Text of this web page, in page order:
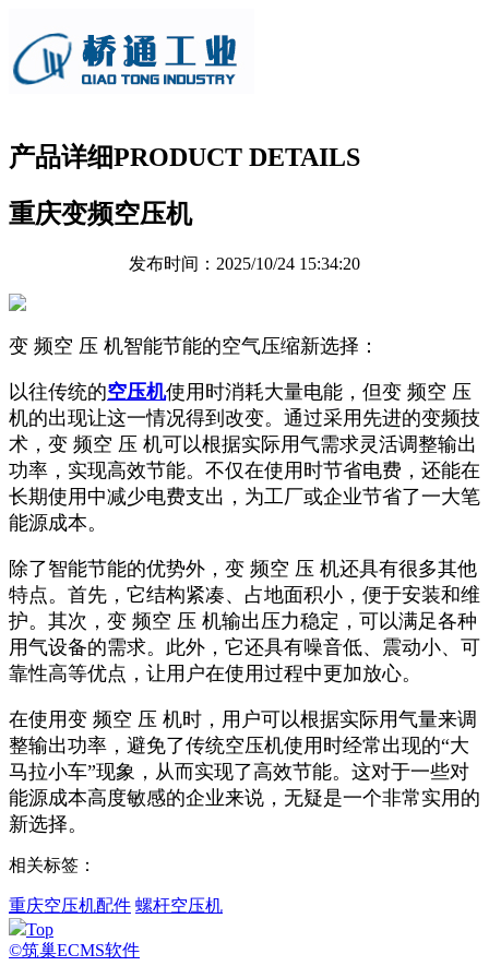
产品详细PRODUCT DETAILS
重庆变频空压机
发布时间：2025/10/24 15:34:20
变 频空 压 机智能节能的空气压缩新选择：
以往传统的空压机使用时消耗大量电能，但变 频空 压
机的出现让这一情况得到改变。通过采用先进的变频技
术，变 频空 压 机可以根据实际用气需求灵活调整输出
功率，实现高效节能。不仅在使用时节省电费，还能在
长期使用中减少电费支出，为工厂或企业节省了一大笔
能源成本。
除了智能节能的优势外，变 频空 压 机还具有很多其他
特点。首先，它结构紧凑、占地面积小，便于安装和维
护。其次，变 频空 压 机输出压力稳定，可以满足各种
用气设备的需求。此外，它还具有噪音低、震动小、可
靠性高等优点，让用户在使用过程中更加放心。
在使用变 频空 压 机时，用户可以根据实际用气量来调
整输出功率，避免了传统空压机使用时经常出现的“大
马拉小车”现象，从而实现了高效节能。这对于一些对
能源成本高度敏感的企业来说，无疑是一个非常实用的
新选择。
相关标签：
重庆空压机配件 螺杆空压机
Top
©筑巢ECMS软件